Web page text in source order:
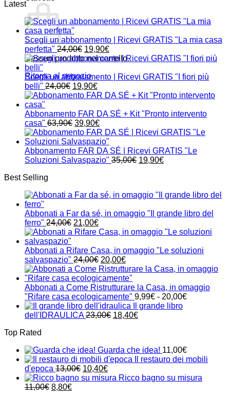
Nessun prodotto nel carrello.
Ritorna al negozio
Latest
Scegli un abbonamento | Ricevi GRATIS "La mia casa
perfetta" 24,00€ Il
prezzo
era:
24,00€.
19,90€Il
prezzo
è:
Scegli un abbonamento | Ricevi GRATIS "I fiori più
belli" 24,00€ Il
prezzo
era:
24,00€.
19,90€Il
prezzo
è:
19,90€.
Abbonamento FAR DA SÉ + Kit "Pronto intervento
casa" 63,90€ Il
prezzo
originale
era:
63,90€.
39,90€Il
prezzo
attuale
è:
39,90€.
Abbonamento FAR DA SÉ | Ricevi GRATIS "Le
Soluzioni Salvaspazio" 35,00€ Il
35,00€.
19,90€Il
19,90€.
Best Selling
Abbonati a Far da sé, in omaggio "Il grande libro del
ferro" 24,00€ Il
prezzo
era:
24,00€.
21,00€Il
prezzo
è:
21,00€.
Abbonati a Rifare Casa, in omaggio "Le soluzioni
salvaspazio" 24,00€ Il
prezzo
originale
era:
24,00€.
20,00€Il
prezzo
attuale
è:
20,00€.
Abbonati a Come Ristrutturare la Casa, in omaggio
"Rifare casa ecologicamente" 9,99€ - 20,00€Fascia
20,00€
Il grande libro
dell'IDRAULICA 23,00€ Il
23,00€.
18,40€Il
18,40€.
Top Rated
Guarda che idea! 11,00€
Il restauro dei mobili
d'epoca 13,00€ Il
prezzo
10,40€Il
prezzoRicco bagno su misura
11,00€ Il
8,80€Il